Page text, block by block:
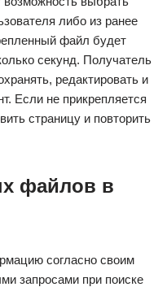
либо из ранее
файл будет
секунд. Получатель
редактировать и
Если не прикрепляется
страницу и повторить
файлов в
согласно своим
запросами при поиске